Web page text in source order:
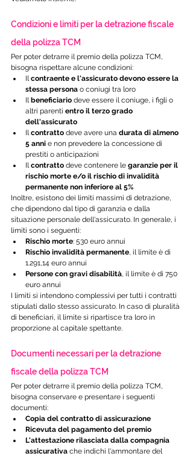
Condizioni e limiti per la detrazione fiscale
della polizza TCM
Per poter detrarre il premio della polizza TCM,
bisogna rispettare alcune condizioni:
Il contraente e l'assicurato devono essere la
stessa persona o coniugi tra loro
Il beneficiario deve essere il coniuge, i figli o
altri parenti entro il terzo grado
dell'assicurato
Il contratto deve avere una durata di almeno
5 anni e non prevedere la concessione di
prestiti o anticipazioni
Il contratto deve contenere le garanzie per il
rischio morte e/o il rischio di invalidità
permanente non inferiore al 5%
Inoltre, esistono dei limiti massimi di detrazione,
che dipendono dal tipo di garanzia e dalla
situazione personale dell'assicurato. In generale, i
limiti sono i seguenti:
Rischio morte: 530 euro annui
Rischio invalidità permanente, il limite è di
1.291,14 euro annui
Persone con gravi disabilità, il limite è di 750
euro annui
I limiti si intendono complessivi per tutti i contratti
stipulati dallo stesso assicurato. In caso di pluralità
di beneficiari, il limite si ripartisce tra loro in
proporzione al capitale spettante.
Documenti necessari per la detrazione
fiscale della polizza TCM
Per poter detrarre il premio della polizza TCM,
bisogna conservare e presentare i seguenti
documenti:
Copia del contratto di assicurazione
Ricevuta del pagamento del premio
L'attestazione rilasciata dalla compagnia
assicurativa che indichi l'ammontare del